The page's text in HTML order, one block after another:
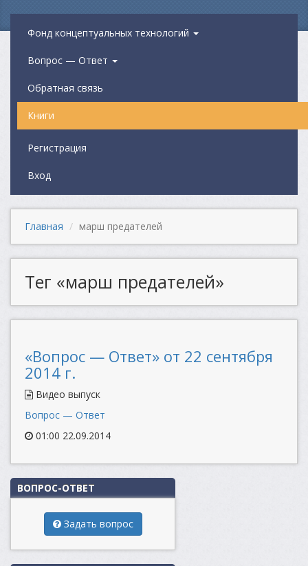
Фонд концептуальных технологий
Вопрос — Ответ
Обратная связь
Книги
Регистрация
Вход
Главная марш предателей
Тег «марш предателей»
«Вопрос — Ответ» от 22 сентября
2014 г.
Видео выпуск
Вопрос — Ответ
01:00 22.09.2014
ВОПРОС-ОТВЕТ
Задать вопрос